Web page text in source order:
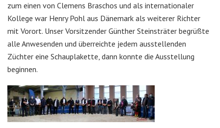
zum einen von Clemens Braschos und als internationaler
Kollege war Henry Pohl aus Dänemark als weiterer Richter
mit Vorort. Unser Vorsitzender Günther Steinsträter begrüßte
alle Anwesenden und überreichte jedem ausstellenden
Züchter eine Schauplakette, dann konnte die Ausstellung
beginnen.